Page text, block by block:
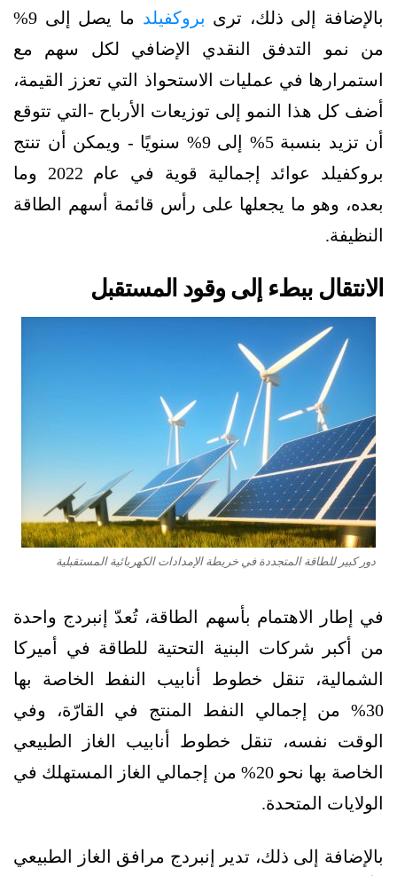
بالإضافة إلى ذلك، ترى بروكفيلد
ما يصل إلى 9%
من نمو التدفق النقدي الإضافي لكل سهم مع
استمرارها في عمليات الاستحواذ التي تعزز القيمة،
أضف كل هذا النمو إلى توزيعات الأرباح -التي تتوقع
أن تزيد بنسبة 5% إلى 9% سنويًا - ويمكن أن تنتج
بروكفيلد عوائد إجمالية قوية في عام 2022 وما
بعده، وهو ما يجعلها على رأس قائمة أسهم الطاقة
النظيفة.
الانتقال ببطء إلى وقود المستقبل
دور كبير للطاقة المتجددة في خريطة الإمدادات الكهربائية المستقبلية
في إطار الاهتمام بأسهم الطاقة، تُعدّ إنبردج واحدة
من أكبر شركات البنية التحتية للطاقة في أميركا
الشمالية، تنقل خطوط أنابيب النفط الخاصة بها
30% من إجمالي النفط المنتج في القارّة، وفي
الوقت نفسه، تنقل خطوط أنابيب الغاز الطبيعي
الخاصة بها نحو 20% من إجمالي الغاز المستهلك في
الولايات المتحدة.
بالإضافة إلى ذلك، تدير إنبردج مرافق الغاز الطبيعي